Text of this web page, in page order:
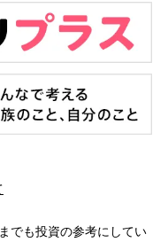
でも投資の参考にしてい